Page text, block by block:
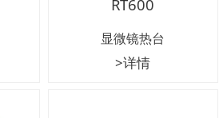
RT600
显微镜热台
>详情